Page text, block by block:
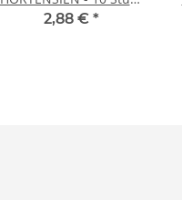
C6 (ohne Fenster)
2,88 € *